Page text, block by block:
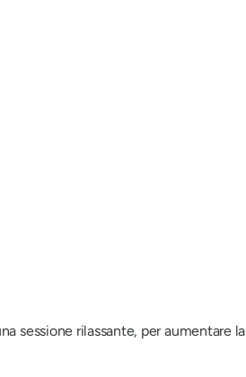
sessione rilassante, per aumentare la